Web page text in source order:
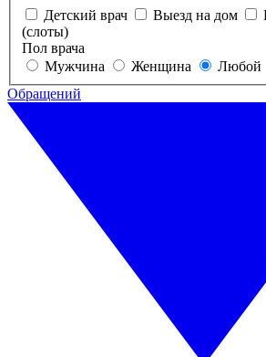
Детский врач
Выезд на дом
(слоты)
Пол врача
Мужчина
Женщина
Любой
Обращений